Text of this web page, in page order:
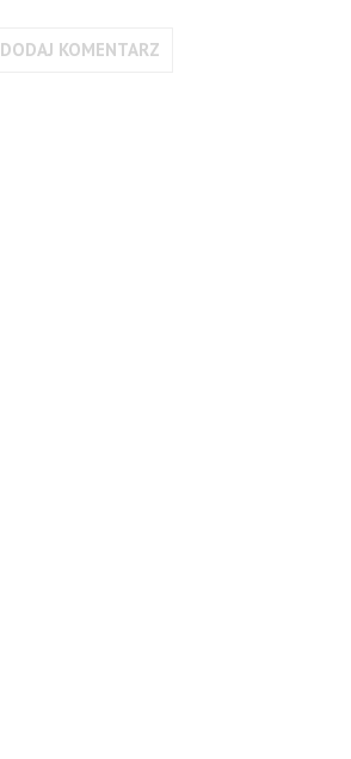
DODAJ KOMENTARZ